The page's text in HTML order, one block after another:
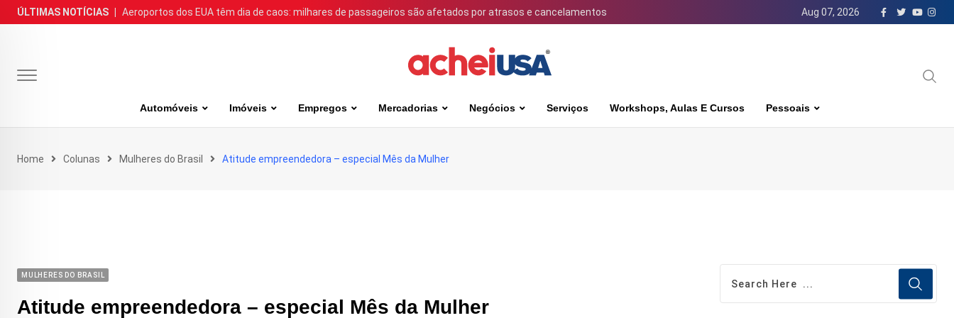
Skip
to
ÚLTIMAS NOTÍCIAS Aeroportos dos EUA têm dia de caos: milhares de passageiros são afetados por atrasos e cancelamentos Aug 07, 2026
Automóveis Imóveis Empregos Mercadorias Negócios Serviços Workshops, Aulas E Cursos Pessoais
Home Colunas Mulheres do Brasil Atitude empreendedora – especial Mês da Mulher
MULHERES DO BRASIL
Atitude empreendedora – especial Mês da Mulher